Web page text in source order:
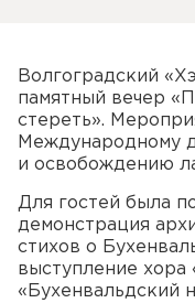
Волгоградский
памятный вечер
стереть».
Международному
и освобождению
Для гостей была
демонстрация
стихов о
выступление хора
«Бухенвальдский